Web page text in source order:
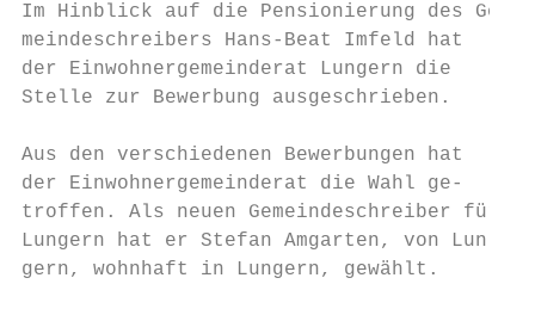
Im Hinblick auf die Pensionierung
meindeschreibers Hans-Beat Imfeld
der Einwohnergemeinderat Lungern
Stelle zur Bewerbung
Aus den verschiedenen
der Einwohnergemeinderat die Wahl
troffen. Als neuen
Lungern hat er Stefan Amgarten,
gern, wohnhaft in Lungern, gewählt.